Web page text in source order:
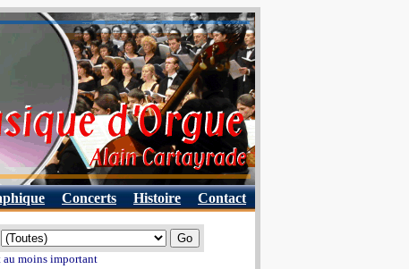
Concerts Histoire Contact
au moins important